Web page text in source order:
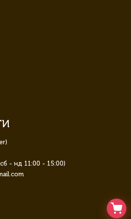
- нд 11:00 - 15:00)